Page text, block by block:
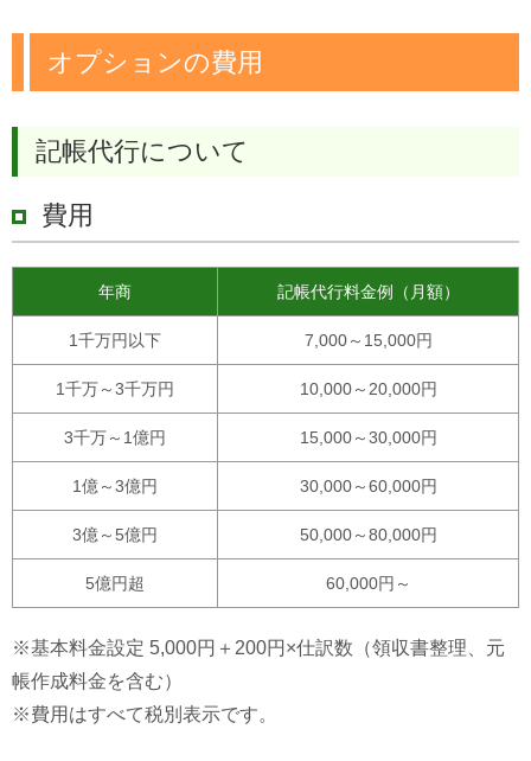
オプションの費用
記帳代行について
費用
年商 記帳代行料金例（月額）
1千万円以下 7,000～15,000円
1千万～3千万円 10,000～20,000円
3千万～1億円 15,000～30,000円
1億～3億円 30,000～60,000円
3億～5億円 50,000～80,000円
5億円超 60,000円～
※基本料金設定 5,000円＋200円×仕訳数（領収書整理、元
帳作成料金を含む）
※費用はすべて税別表示です。